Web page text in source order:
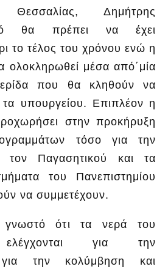
Θεσσαλίας, Δημήτρης
θα πρέπει να έχει
το τέλος του χρόνου ενώ η
ολοκληρωθεί μέσα από΄μία
που θα κληθούν να
τα υπουργείου. Επιπλέον η
στην προκήρυξη
τόσο για την
Παγασητικού και τα
του Πανεπιστημίου
να συμμετέχουν.
γνωστό ότι τα νερά του
ελέγχονται για την
για την κολύμβηση και